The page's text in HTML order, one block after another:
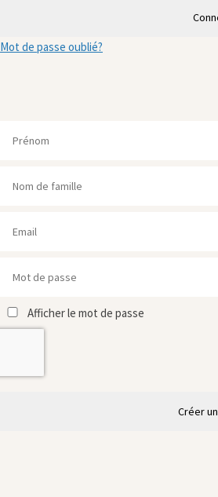
Mot de passe oublié?
Afficher le mot de passe
Créer